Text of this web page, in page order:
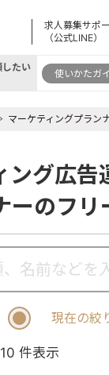
求人募集サポ
（公式LINE）
たい
使いかたガ
マーケティングプラン
ング広
ーのフ
現在の絞
件表示